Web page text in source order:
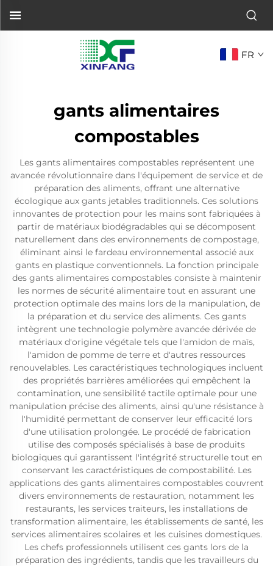
FR
gants alimentaires
compostables
Les gants alimentaires compostables représentent une
avancée révolutionnaire dans l'équipement de service et de
préparation des aliments, offrant une alternative
écologique aux gants jetables traditionnels. Ces solutions
innovantes de protection pour les mains sont fabriquées à
partir de matériaux biodégradables qui se décomposent
naturellement dans des environnements de compostage,
éliminant ainsi le fardeau environnemental associé aux
gants en plastique conventionnels. La fonction principale
des gants alimentaires compostables consiste à maintenir
les normes de sécurité alimentaire tout en assurant une
protection optimale des mains lors de la manipulation, de
la préparation et du service des aliments. Ces gants
intègrent une technologie polymère avancée dérivée de
matériaux d'origine végétale tels que l'amidon de maïs,
l'amidon de pomme de terre et d'autres ressources
renouvelables. Les caractéristiques technologiques incluent
des propriétés barrières améliorées qui empêchent la
contamination, une sensibilité tactile optimale pour une
manipulation précise des aliments, ainsi qu'une résistance à
l'humidité permettant de conserver leur efficacité lors
d'une utilisation prolongée. Le procédé de fabrication
utilise des composés spécialisés à base de produits
biologiques qui garantissent l'intégrité structurelle tout en
conservant les caractéristiques de compostabilité. Les
applications des gants alimentaires compostables couvrent
divers environnements de restauration, notamment les
restaurants, les services traiteurs, les installations de
transformation alimentaire, les établissements de santé, les
services alimentaires scolaires et les cuisines domestiques.
Les chefs professionnels utilisent ces gants lors de la
préparation des ingrédients, tandis que les travailleurs du